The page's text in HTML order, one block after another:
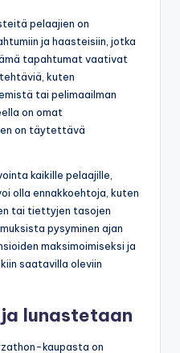
pelaajien on
ja haasteisiin, jotka
tapahtumat vaativat
kuten
tai pelimaailman
on omat
on täytettävä
kaikille pelaajille,
olla ennakkoehtoja, kuten
tai tiettyjen tasojen
pysyminen ajan
maksimoimiseksi ja
saatavilla oleviin
lunastetaan
kaupasta on